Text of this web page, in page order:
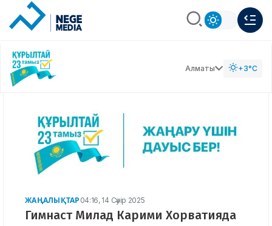
Алматы +3°C
ЖАҢАЛЫҚТАР 04:16, 14 Сәуір 2025
Гимнаст Милад Карими Хорватияда